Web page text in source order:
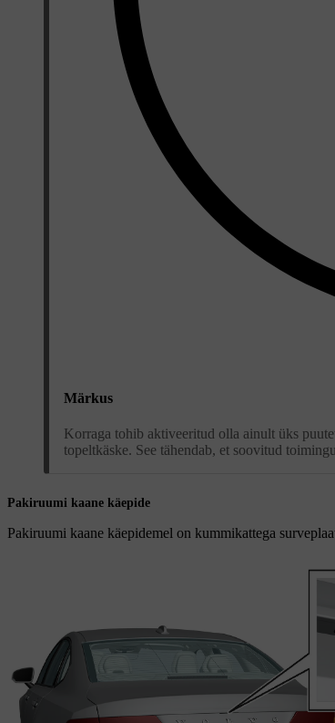
Märkus
Korraga tohib aktiveeritud olla ainult üks
topeltkäske. See tähendab, et soovitud
Pakiruumi kaane käepide
Pakiruumi kaane käepidemel on kummikattega